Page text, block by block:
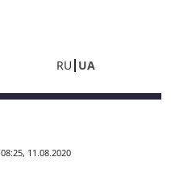
RU UA
08:25, 11.08.2020